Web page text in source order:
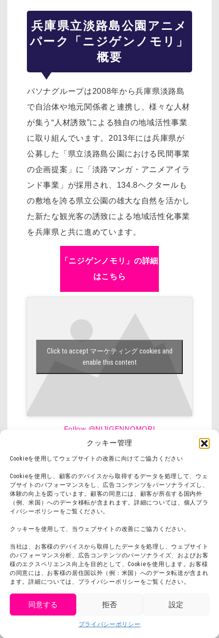
クッキー管理
Cookieを使用してウェブサイトの改善に向けてご協力ください
Cookieを使用し、顧客のデバイスから取得するデータを処理して、ウェ
ブサイトのパフォーマンスをし、広告コンテンツをパーソナライズし、
体験の向上を図っています。顧客の同意には、顧客が所在する国内外
（例、米国）へのデータ移転が含まれます。詳細については、個人プラ
イバシーポリシーをご覧ください。
クッキーを使用して、当ウェブサイトの改善にご協力ください。
当社は、お客様のデバイスから取得したデータを処理し、ウェブサイト
のパフォーマンス分析、広告コンテンツのパーソナライズ、およびお客
様のエクスペリエンス向上を目的として、Cookieを使用します。お客様
の同意には、お客様の居住国以外（例：米国）へのデータ転送が含まれ
ます。詳細については、プライバシーポリシーをご覧ください。
同意する 拒否 設定
プライバシーポリシー
兵庫県立淡路島公園アニメ
パーク「ニジゲンノモリ」
概要
パソナグループは2008年から兵庫県淡路島
で自治体や地元関係者と連携し、様々な人材
が集う“人材誘致”による独自の地域活性事業
に取り組んでいます。2013年には兵庫県が
公募した「県立淡路島公園における民間事業
の企画提案」に「淡路マンガ・アニメアイラ
ンド事業」が採用され、134.8ヘクタールも
の敷地を誇る県立公園の雄大な自然を活かし
た新たな観光客の誘致による地域活性化事業
を兵庫県と共に進めています。
「ニジゲンノモリ」の詳細
はこちら
Click to accept マーケティング cookies and
enable this content
Follow @NIJIGENNOMORI
Tweets by NIJIGENNOMORI
Click to accept マーケティング cookies and
enable this content
『鬼滅の刃』 コラボイベ
ント